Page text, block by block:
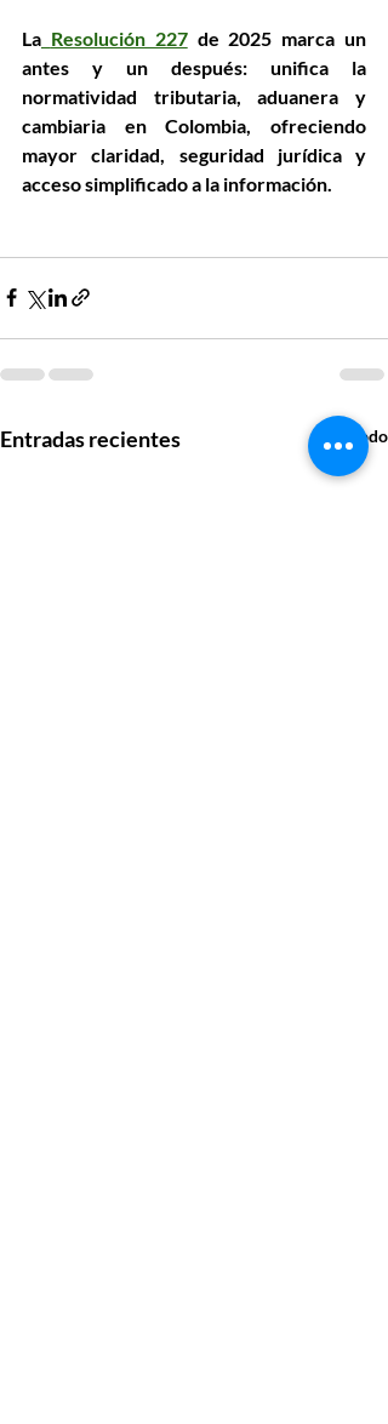
La Resolución 227 de 2025 marca un
antes y un después: unifica la
normatividad tributaria, aduanera y
cambiaria en Colombia, ofreciendo
mayor claridad, seguridad jurídica y
acceso simplificado a la información.
Entradas recientes Ver todo